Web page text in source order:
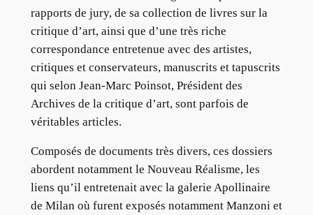
rapports de jury, de sa collection de livres sur la
critique d’art, ainsi que d’une très riche
correspondance entretenue avec des artistes,
critiques et conservateurs, manuscrits et tapuscrits
qui selon Jean-Marc Poinsot, Président des
Archives de la critique d’art, sont parfois de
véritables articles.
Composés de documents très divers, ces dossiers
abordent notamment le Nouveau Réalisme, les
liens qu’il entretenait avec la galerie Apollinaire
de Milan où furent exposés notamment Manzoni et